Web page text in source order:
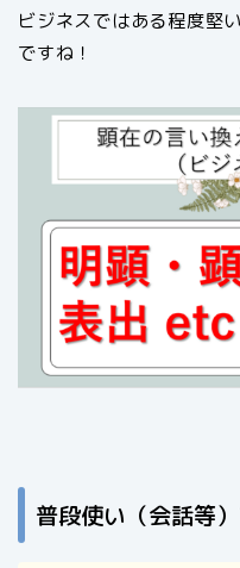
ビジネスではある程度堅
ですね！
普段使い（会話等